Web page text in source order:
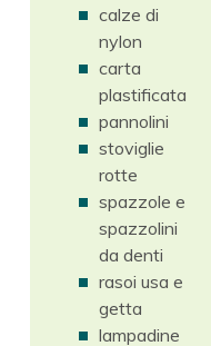
calze di
nylon
carta
plastificata
pannolini
stoviglie
rotte
spazzole e
spazzolini
da denti
rasoi usa e
getta
lampadine